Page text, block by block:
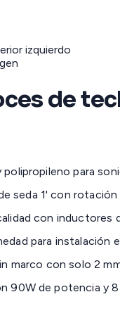
de
para
seda 1' con rotación
con inductores
para instalación
marco con solo 2
90W de potencia y